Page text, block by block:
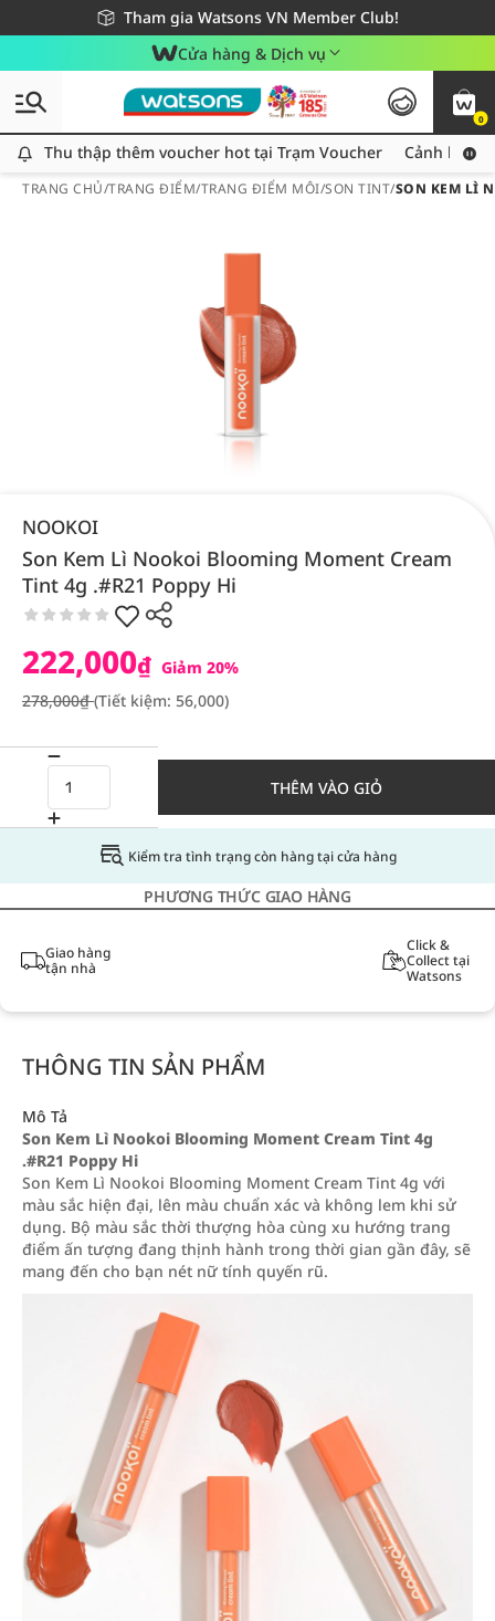
Tham gia Watsons VN Member Club!
Miễn phí giao hàng cho đơn hàng từ 249,000Đ
Giao hàng nhanh 24h - Áp dụng khu vực TP. Hồ Chí Minh
Cửa hàng & Dịch vụ
0
Thu thập thêm voucher hot tại Trạm Voucher
Thu thập thêm voucher hot tại Trạm Voucher Cảnh báo
TRANG CHỦ/TRANG ĐIỂM/TRANG ĐIỂM MÔI/SON TINT/SON KEM LÌ
NOOKOI
Son Kem Lì Nookoi Blooming Moment Cream
Tint 4g .#R21 Poppy Hi
222,000₫ Giảm 20%
278,000₫(Tiết kiệm: 56,000)
THÊM VÀO GIỎ
Kiểm tra tình trạng còn hàng tại cửa hàng
PHƯƠNG THỨC GIAO HÀNG
Giao hàng
tận nhà
Click &
Collect tại
Watsons
THÔNG TIN SẢN PHẨM
Mô Tả
Son Kem Lì Nookoi Blooming Moment Cream Tint 4g
.#R21 Poppy Hi
Son Kem Lì Nookoi Blooming Moment Cream Tint 4g với
màu sắc hiện đại, lên màu chuẩn xác và không lem khi sử
dụng. Bộ màu sắc thời thượng hòa cùng xu hướng trang
điểm ấn tượng đang thịnh hành trong thời gian gần đây, sẽ
mang đến cho bạn nét nữ tính quyến rũ.